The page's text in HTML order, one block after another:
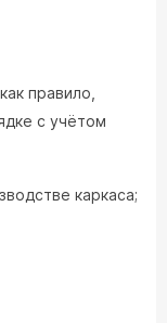
правило,
с учётом
каркаса;